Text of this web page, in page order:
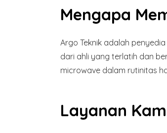
Mengapa
Argo Teknik adalah
dari ahli yang terlatih dan
microwave dalam rutinitas
Layanan